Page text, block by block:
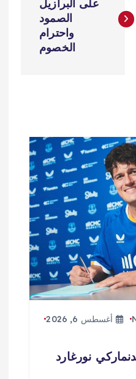
على البرازيل
الصمود
واحترام
الخصوم
أغسطس 6, 2026
نورغارد